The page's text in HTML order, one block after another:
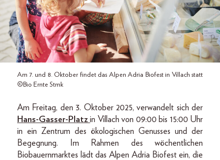
Am 7. und 8. Oktober findet das Alpen Adria Biofest in Villach statt
©Bio Ernte Stmk
Am Freitag, den 3. Oktober 2025, verwandelt sich der
Hans-Gasser-Platzin Villach von 09:00 bis 15:00 Uhr
in ein Zentrum des ökologischen Genusses und der
Begegnung. Im Rahmen des wöchentlichen
Biobauernmarktes lädt das Alpen Adria Biofest ein, die